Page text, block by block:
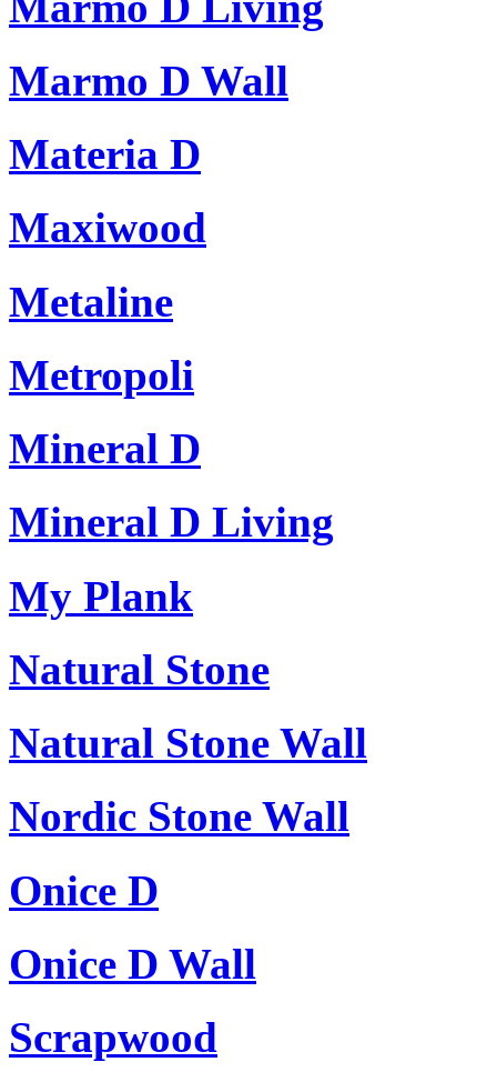
Marmo D Wall
Materia D
Maxiwood
Metaline
Metropoli
Mineral D
Mineral D Living
My Plank
Natural Stone
Natural Stone Wall
Nordic Stone Wall
Onice D
Onice D Wall
Scrapwood